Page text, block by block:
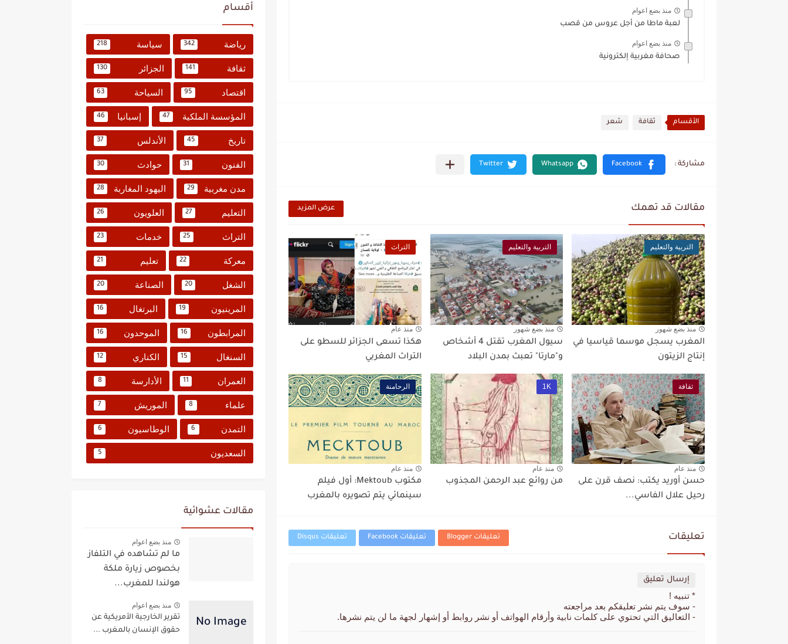
منذ بضع اعوام
لعبة ماطا من أجل عروس من قصب
منذ بضع اعوام
صحافة مغربية إلكترونية
الأقسام ثقافة شعر
مقالات قد تهمك عرض المزيد
التربية والتعليم
منذ بضع شهور
المغرب يسجل موسما قياسيا في
إنتاج الزيتون
التربية والتعليم
منذ بضع شهور
سيول المغرب تقتل 4 أشخاص
و"مارتا" تعبث بمدن البلاد
التراث
منذ عام
هكذا تسعى الجزائر للسطو على
التراث المغربي
ثقافة
منذ عام
حسن أوريد يكتب: نصف قرن على
رحيل علال الفاسي...
1K
منذ عام
من روائع عبد الرحمن المجذوب
الرحامنة
منذ عام
مكتوب Mektoub: أول فيلم
سينمائي يتم تصويره بالمغرب
تعليقات تعليقات Blogger تعليقات Facebook تعليقات Disqus
إرسال تعليق
* تنبيه !
- سوف يتم نشر تعليقكم بعد مراجعته
- التعاليق التي تحتوي على كلمات نابية وأرقام الهواتف أو نشر روابط أو إشهار لجهة ما لن يتم نشرها.
أقسام
رياضة 342 سياسة 218
ثقافة 141 الجزائر 130
اقتصاد 95 السياحة 63
المؤسسة الملكية 47 إسبانيا 46
تاريخ 45 الأندلس 37
الفنون 31 حوادث 30
مدن مغربية 29 اليهود المغاربة 28
التعليم 27 العلويون 26
التراث 25 خدمات 23
معركة 22 تعليم 21
الشغل 20 الصناعة 20
المرينيون 19 البرتغال 16
المرابطون 16 الموحدون 16
السنغال 15 الكناري 12
العمران 11 الأدارسة 8
علماء 8 الموريش 7
التمدن 6 الوطاسيون 6
السعديون 5
مقالات عشوائية
منذ بضع اعوام
ما لم تشاهده في التلفاز
بخصوص زيارة ملكة
هولندا للمغرب...
منذ بضع اعوام
تقرير الخارجية الأمريكية عن
حقوق الإنسان بالمغرب ...